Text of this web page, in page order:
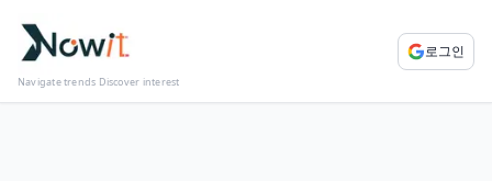
Navigate trends Discover interest
로그인